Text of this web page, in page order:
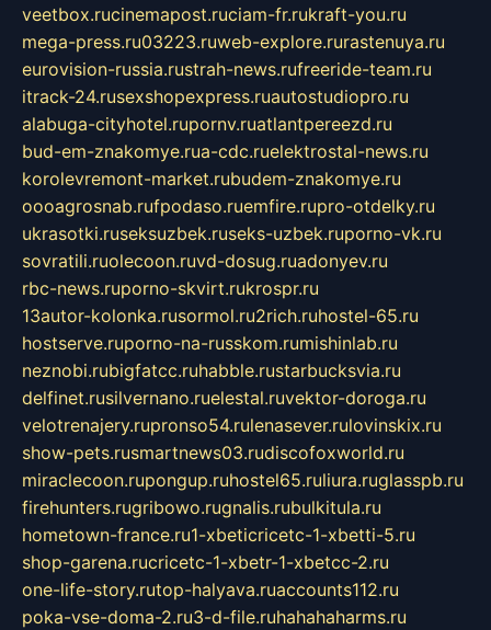
veetbox.rucinemapost.ruciam-fr.rukraft-you.ru
mega-press.ru03223.ruweb-explore.rurastenuya.ru
eurovision-russia.rustrah-news.rufreeride-team.ru
itrack-24.rusexshopexpress.ruautostudiopro.ru
alabuga-cityhotel.rupornv.ruatlantpereezd.ru
bud-em-znakomye.rua-cdc.ruelektrostal-news.ru
korolevremont-market.rubudem-znakomye.ru
oooagrosnab.rufpodaso.ruemfire.rupro-otdelky.ru
ukrasotki.ruseksuzbek.ruseks-uzbek.ruporno-vk.ru
sovratili.ruolecoon.ruvd-dosug.ruadonyev.ru
rbc-news.ruporno-skvirt.rukrospr.ru
13autor-kolonka.rusormol.ru2rich.ruhostel-65.ru
hostserve.ruporno-na-russkom.rumishinlab.ru
neznobi.rubigfatcc.ruhabble.rustarbucksvia.ru
delfinet.rusilvernano.ruelestal.ruvektor-doroga.ru
velotrenajery.rupronso54.rulenasever.rulovinskix.ru
show-pets.rusmartnews03.rudiscofoxworld.ru
miraclecoon.rupongup.ruhostel65.ruliura.ruglasspb.ru
firehunters.rugribowo.rugnalis.rubulkitula.ru
hometown-france.ru1-xbeticricetc-1-xbetti-5.ru
shop-garena.rucricetc-1-xbetr-1-xbetcc-2.ru
one-life-story.rutop-halyava.ruaccounts112.ru
poka-vse-doma-2.ru3-d-file.ruhahahaharms.ru